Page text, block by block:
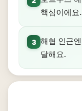
핵심이에요.
3 해협 인근
달해요.